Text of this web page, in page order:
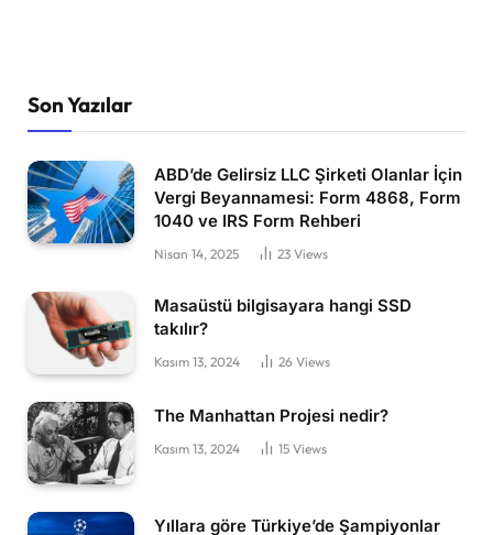
Son Yazılar
ABD’de Gelirsiz LLC Şirketi Olanlar İçin
Vergi Beyannamesi: Form 4868, Form
1040 ve IRS Form Rehberi
Nisan 14, 2025 23 Views
Masaüstü bilgisayara hangi SSD
takılır?
Kasım 13, 2024 26 Views
The Manhattan Projesi nedir?
Kasım 13, 2024 15 Views
Yıllara göre Türkiye’de Şampiyonlar